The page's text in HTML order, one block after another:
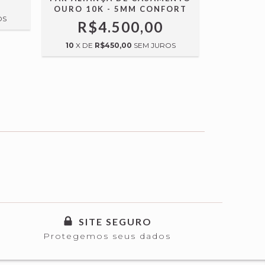
OURO 10K - 5MM CONFORT
R$4.500,00
10 X DE R$450,00 SEM JUROS
SITE SEGURO
Protegemos seus dados